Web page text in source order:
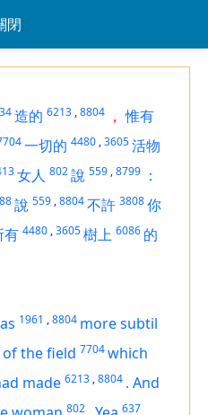
閉
造的 6213 ,8804 ， 惟有
一切的 4480 ,3605活物
女人 802說 559 ,8799 ：
說 559 ,8804不許 3808你
有 4480 ,3605樹上 6086 的
1961 ,8804 more subtil
of the field 7704which
made 6213 ,8804 . And
802 637